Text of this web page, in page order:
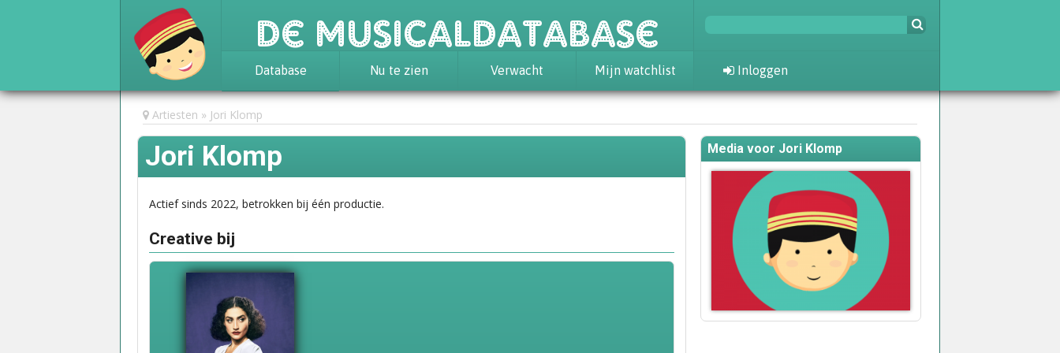
De Musicaldatabase
Database
Achtergrond
Awards
Statistieken
Nu te zien Verwacht Mijn watchlist Inloggen
Artiesten Jori Klomp
Jori Klomp
Actief sinds 2022, betrokken bij één productie.
Creative bij
Media voor Jori Klomp